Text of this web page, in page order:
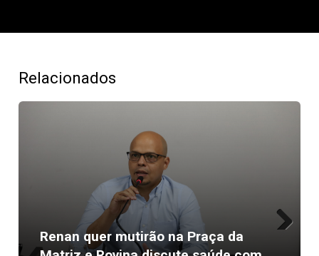
Relacionados
Renan quer mutirão na Praça da